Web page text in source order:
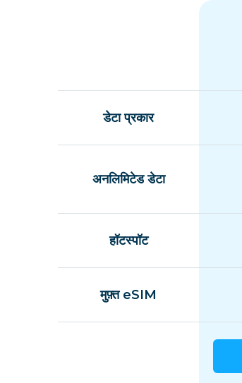
डेटा प्रकार
अनलिमिटेड डेटा
हॉटस्पॉट
मुफ़्त eSIM